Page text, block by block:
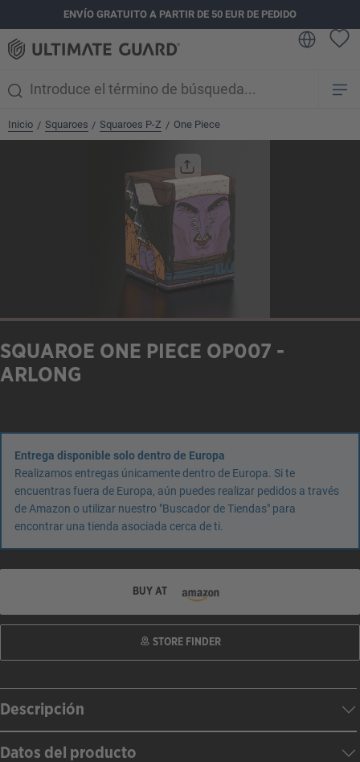
principalENVÍO GRATUITO A PARTIR DE 50 EUR DE PEDIDO
Inicio / Squaroes / Squaroes P-Z / One Piece
SQUAROE ONE PIECE OP007 -
ARLONG
Entrega disponible solo dentro de Europa
Realizamos entregas únicamente dentro de Europa. Si te
encuentras fuera de Europa, aún puedes realizar pedidos a través
de Amazon o utilizar nuestro "Buscador de Tiendas" para
encontrar una tienda asociada cerca de ti.
BUY AT
STORE FINDER
Descripción
Datos del producto